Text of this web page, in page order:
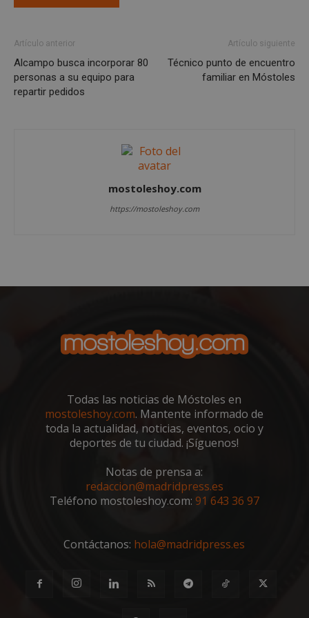
Artículo anterior
Alcampo busca incorporar 80
personas a su equipo para
repartir pedidos
Artículo siguiente
Técnico punto de encuentro
familiar en Móstoles
mostoleshoy.com
https://mostoleshoy.com
Todas las noticias de Móstoles en
mostoleshoy.com. Mantente informado de
toda la actualidad, noticias, eventos, ocio y
deportes de tu ciudad. ¡Síguenos!
Notas de prensa a:
redaccion@madridpress.es
Teléfono mostoleshoy.com: 91 643 36 97
Contáctanos: hola@madridpress.es
preferencias
Cookies no clasificadas
Cookies estrictamente necesarias
Cookies de preferencias
Cookies de funcionalidad
Nombre
Dominio
__cf_bm
Cloudflare Inc.
CookieScriptConsent
CookieScript
mostoleshoy.com